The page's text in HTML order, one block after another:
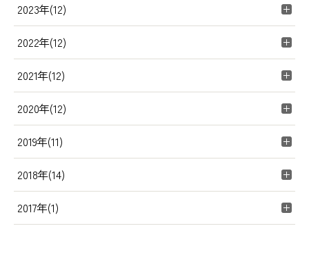
2023年(12)
2022年(12)
2021年(12)
2020年(12)
2019年(11)
2018年(14)
2017年(1)